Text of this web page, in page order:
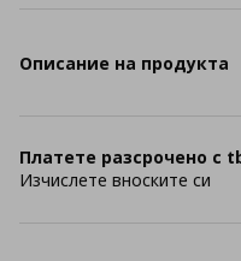
Описание на продукта
Платете разсрочено с
Изчислете вноските си